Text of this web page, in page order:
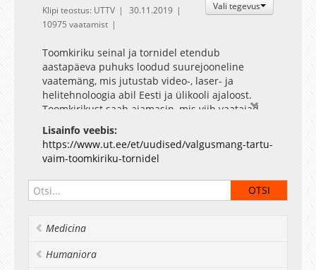
Vali tegevus
Klipi teostus: UTTV
30.11.2019
10975 vaatamist
Toomkiriku seinal ja tornidel etendub
aastapäeva puhuks loodud suurejooneline
vaatemäng, mis jutustab video-, laser- ja
helitehnoloogia abil Eesti ja ülikooli ajaloost.
Toomkirikust saab ajamasin, mis viib vaatajad
unenäolisele teekonnale meie esimesest
kivikirvest kuni kosmosekuubikuni. Taevasse
kerkib õppejõudude plejaad. Valgusmängu saab
jälgida Toomkiriku tornide ees orus ja
Kassitoome nõlval.
Idee ja stsenaarium – Arne Merilai
Video ja animatsioon – PEATA FILM
Helilooja – Ardo Ran Varres
Kunstiline juht – Mart Koldits
Lisainfo veebis:
https://www.ut.ee/et/uudised/valgusmang-tartu-
vaim-toomkiriku-tornidel
Medicina
Humaniora